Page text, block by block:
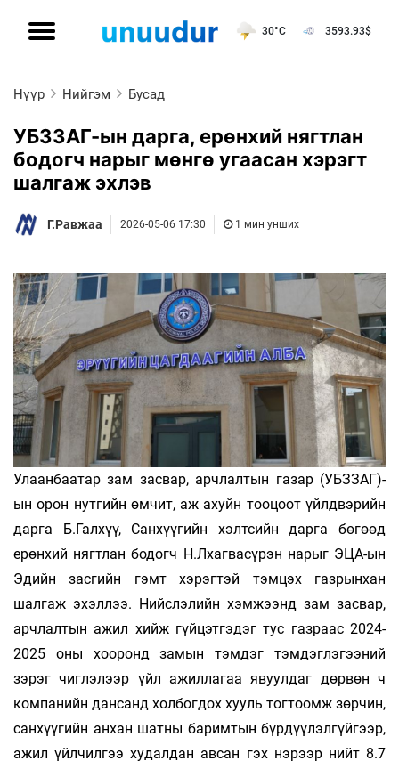
30°C 3593.93$
Нүүр Нийгэм Бусад
УБЗЗАГ-ын дарга, ерөнхий нягтлан
бодогч нарыг мөнгө угаасан хэрэгт
шалгаж эхлэв
Г.Равжаа 2026-05-06 17:30 1 мин унших
Улаанбаатар зам засвар, арчлалтын газар (УБЗЗАГ)-
ын орон нутгийн өмчит, аж ахуйн тооцоот үйлдвэрийн
дарга Б.Галхүү, Санхүүгийн хэлтсийн дарга бөгөөд
ерөнхий нягтлан бодогч Н.Лхагвасүрэн нарыг ЭЦА-ын
Эдийн засгийн гэмт хэрэгтэй тэмцэх газрынхан
шалгаж эхэллээ. Нийслэлийн хэмжээнд зам засвар,
арчлалтын ажил хийж гүйцэтгэдэг тус газраас 2024-
2025 оны хооронд замын тэмдэг тэмдэглэгээний
зэрэг чиглэлээр үйл ажиллагаа явуулдаг дөрвөн ч
компанийн дансанд холбогдох хууль тогтоомж зөрчин,
сан­хүүгийн анхан шатны баримтын бүрдүүлэлгүйгээр,
ажил үйлчилгээ худалдан авсан гэх нэрээр нийт 8.7